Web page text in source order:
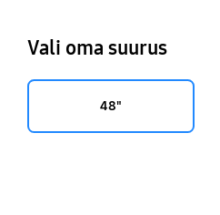
Vali oma suurus
48"